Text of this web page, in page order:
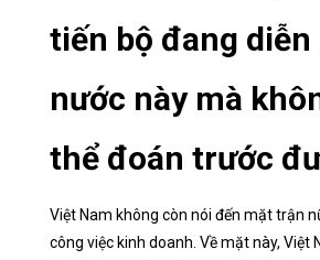
tiến bộ đang diễn
nước này mà
thể đoán trước
Việt Nam không còn nói đến mặt trận
công việc kinh doanh. Về mặt này, Việt